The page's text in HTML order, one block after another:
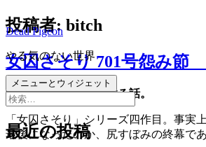
コ
ン
テ
ン
ツ
へ
ス
キ
ッ
Dead Pigeon
やる気のない世界
メニューとウィジェット
検
索:
最近の投稿
投稿者:bitch
女囚さそり 701号怨
逃げたり捕まったりする話。
「女囚さそり」シリーズ四作目。事
最後になったのか、尻すぼみの終幕で